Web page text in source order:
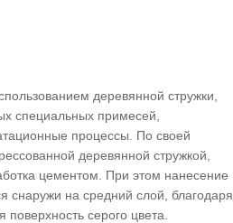
деревянной стружки,
специальных примесей,
процессы. По своей
деревянной стружкой,
цементом. При этом нанесение
снаружи на средний слой, благодаря
поверхность серого цвета.